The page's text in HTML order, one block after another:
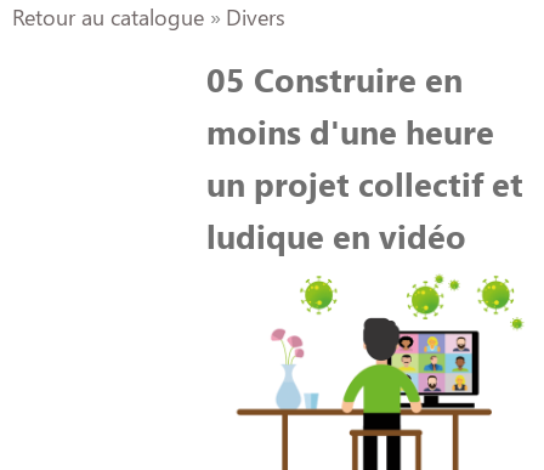
Retour au catalogue Divers
05 Construire en
moins d'une heure
un projet collectif et
ludique en vidéo